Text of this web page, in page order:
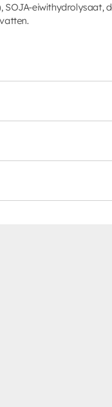
SOJA-eiwithydrolysaat,